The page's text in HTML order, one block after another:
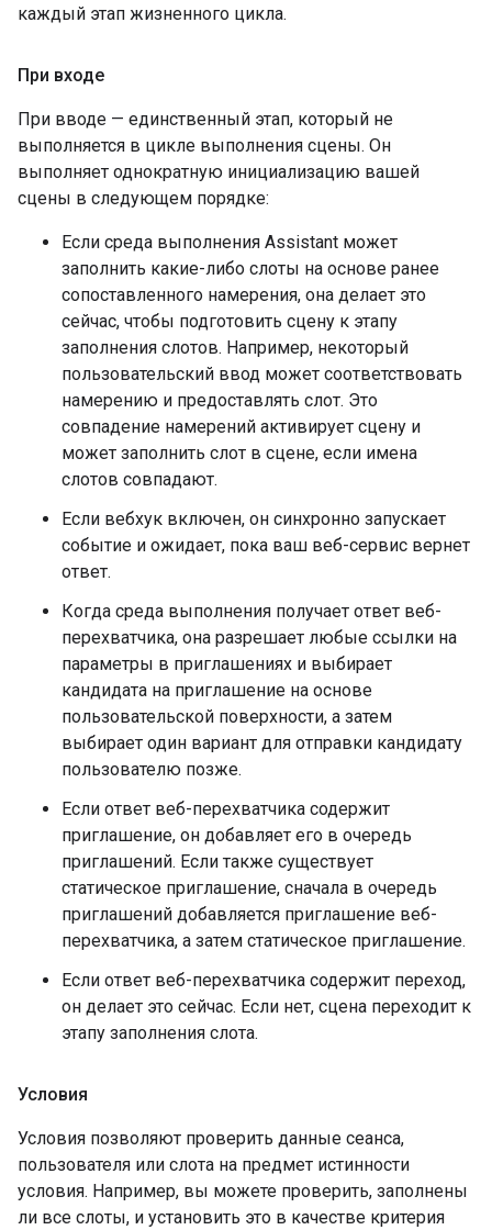
каждый этап жизненного цикла.
При входе
При вводе — единственный этап, который не
выполняется в цикле выполнения сцены. Он
выполняет однократную инициализацию вашей
сцены в следующем порядке:
Если среда выполнения Assistant может
заполнить какие-либо слоты на основе ранее
сопоставленного намерения, она делает это
сейчас, чтобы подготовить сцену к этапу
заполнения слотов. Например, некоторый
пользовательский ввод может соответствовать
намерению и предоставлять слот. Это
совпадение намерений активирует сцену и
может заполнить слот в сцене, если имена
слотов совпадают.
Если вебхук включен, он синхронно запускает
событие и ожидает, пока ваш веб-сервис вернет
ответ.
Когда среда выполнения получает ответ веб-
перехватчика, она разрешает любые ссылки на
параметры в приглашениях и выбирает
кандидата на приглашение на основе
пользовательской поверхности, а затем
выбирает один вариант для отправки кандидату
пользователю позже.
Если ответ веб-перехватчика содержит
приглашение, он добавляет его в очередь
приглашений. Если также существует
статическое приглашение, сначала в очередь
приглашений добавляется приглашение веб-
перехватчика, а затем статическое приглашение.
Если ответ веб-перехватчика содержит переход,
он делает это сейчас. Если нет, сцена переходит к
этапу заполнения слота.
Условия
Условия позволяют проверить данные сеанса,
пользователя или слота на предмет истинности
условия. Например, вы можете проверить, заполнены
ли все слоты, и установить это в качестве критерия